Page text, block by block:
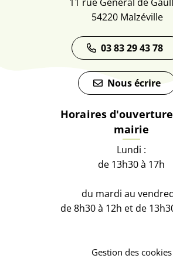
54220 Malzéville
03 83 29 43 78
Nous écrire
Horaires
mairie
Lundi :
de 13h30 à 17h
du mardi au
de 8h30 à 12h et de
Gestion des cookies